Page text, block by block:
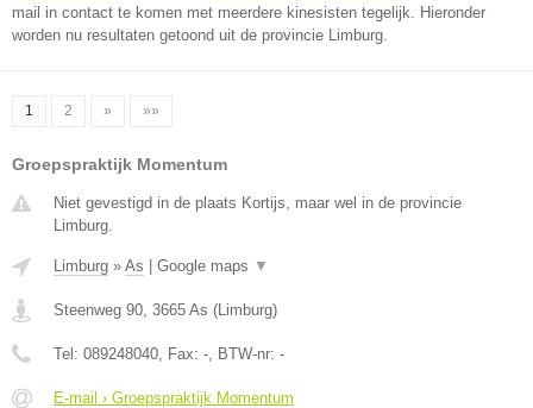
mail in contact te komen met meerdere kinesisten tegelijk. Hieronder
worden nu resultaten getoond uit de provincie Limburg.
1 2 » »»
Groepspraktijk Momentum
Niet gevestigd in de plaats Kortijs, maar wel in de provincie
Limburg.
Limburg » As Google maps ▼
Steenweg 90, 3665 As (Limburg)
Tel: 089248040, Fax: -, BTW-nr: -
E-mail › Groepspraktijk Momentum